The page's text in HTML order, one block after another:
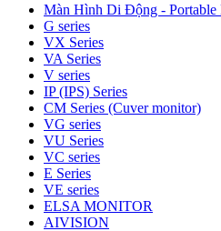
Màn Hình Di Động - Portable
G series
VX Series
VA Series
V series
IP (IPS) Series
CM Series (Cuver monitor)
VG series
VU Series
VC series
E Series
VE series
ELSA MONITOR
AIVISION